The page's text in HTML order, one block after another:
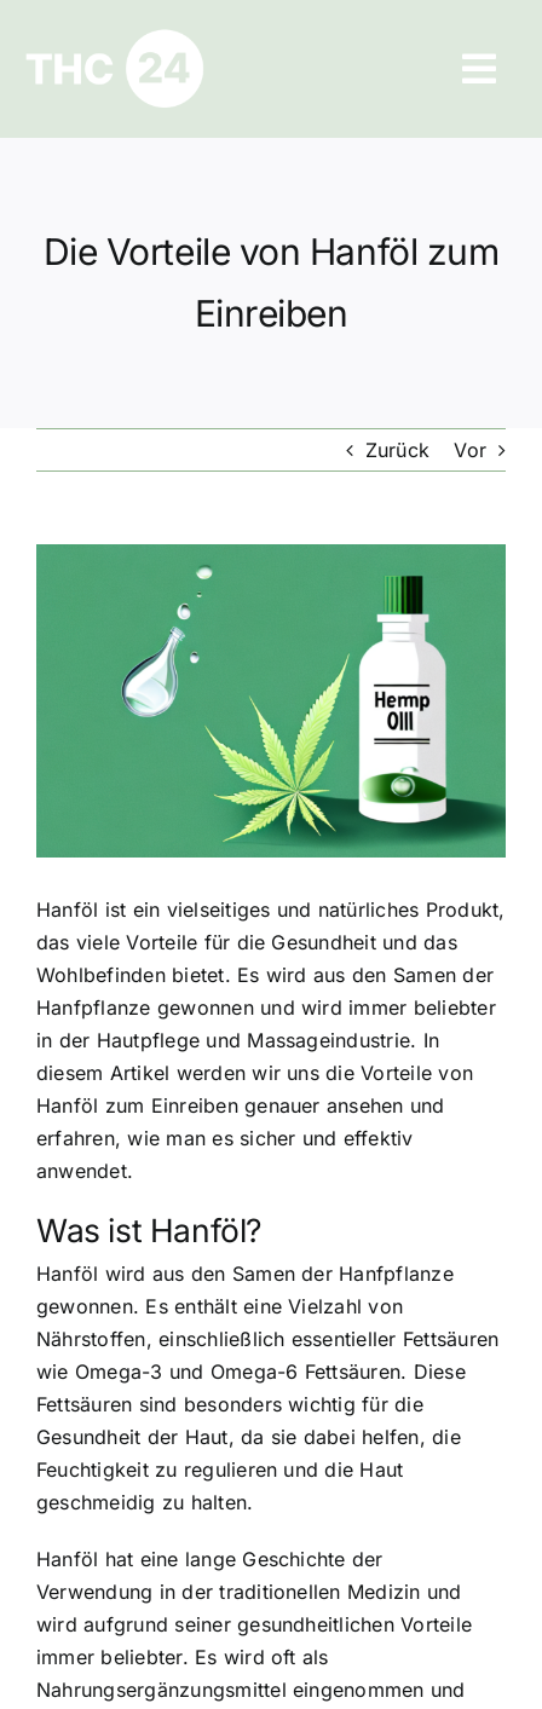
springen
Ratgeber
Die Vorteile von Hanföl zum
Einreiben
Zurück Vor
Hanföl ist ein vielseitiges und natürliches Produkt,
das viele Vorteile für die Gesundheit und das
Wohlbefinden bietet. Es wird aus den Samen der
Hanfpflanze gewonnen und wird immer beliebter
in der Hautpflege und Massageindustrie. In
diesem Artikel werden wir uns die Vorteile von
Hanföl zum Einreiben genauer ansehen und
erfahren, wie man es sicher und effektiv
anwendet.
Was ist Hanföl?
Hanföl wird aus den Samen der Hanfpflanze
gewonnen. Es enthält eine Vielzahl von
Nährstoffen, einschließlich essentieller Fettsäuren
wie Omega-3 und Omega-6 Fettsäuren. Diese
Fettsäuren sind besonders wichtig für die
Gesundheit der Haut, da sie dabei helfen, die
Feuchtigkeit zu regulieren und die Haut
geschmeidig zu halten.
Hanföl hat eine lange Geschichte der
Verwendung in der traditionellen Medizin und
wird aufgrund seiner gesundheitlichen Vorteile
immer beliebter. Es wird oft als
Nahrungsergänzungsmittel eingenommen und